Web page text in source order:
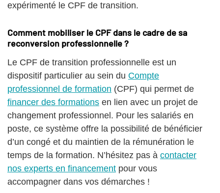
expérimenté le CPF de transition.
Comment mobiliser le CPF dans le cadre de sa
reconversion professionnelle ?
Le CPF de transition professionnelle est un
dispositif particulier au sein du Compte
professionnel de formation (CPF) qui permet de
financer des formations en lien avec un projet de
changement professionnel. Pour les salariés en
poste, ce système offre la possibilité de bénéficier
d’un congé et du maintien de la rémunération le
temps de la formation. N’hésitez pas à contacter
nos experts en financement pour vous
accompagner dans vos démarches !